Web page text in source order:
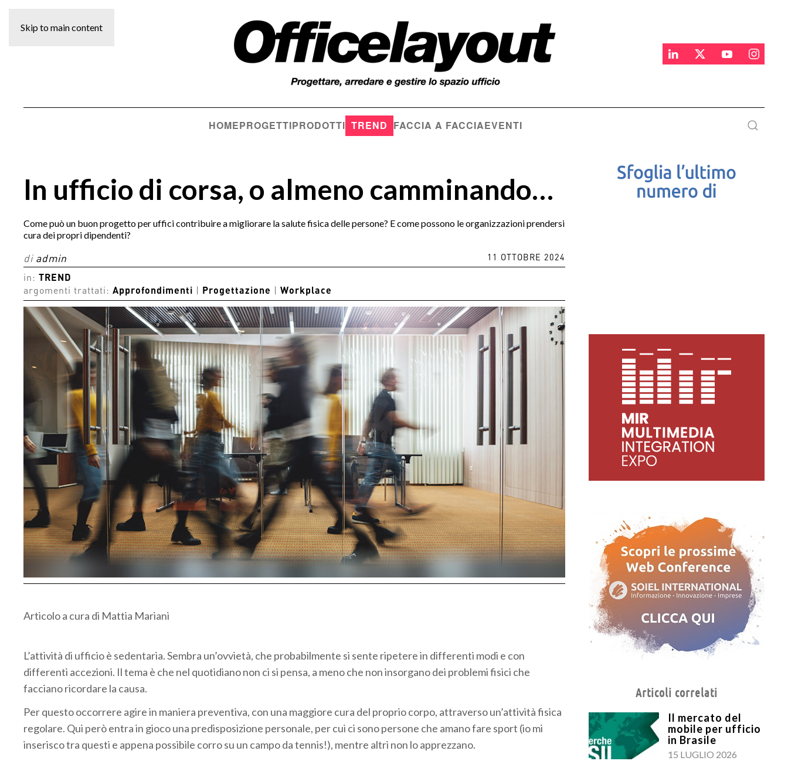
Skip to main content
HOMEPROGETTIPRODOTTI TREND FACCIA A FACCIAEVENTI
In ufficio di corsa, o almeno camminando…
Come può un buon progetto per uffici contribuire a migliorare la salute fisica delle persone? E come possono le organizzazioni prendersi
cura dei propri dipendenti?
di admin 11 OTTOBRE 2024
in:
TREND
argomenti trattati: Approfondimenti Progettazione Workplace
Articolo a cura di Mattia Mariani
L’attività di ufficio è sedentaria. Sembra un’ovvietà, che probabilmente si sente ripetere in differenti modi e con
differenti accezioni. Il tema è che nel quotidiano non ci si pensa, a meno che non insorgano dei problemi fisici che
facciano ricordare la causa.
Per questo occorrere agire in maniera preventiva, con una maggiore cura del proprio corpo, attraverso un’attività fisica
regolare. Qui però entra in gioco una predisposizione personale, per cui ci sono persone che amano fare sport (io mi
inserisco tra questi e appena possibile corro su un campo da tennis!), mentre altri non lo apprezzano.
Articoli correlati
Il mercato del
mobile per ufficio
in Brasile
15 LUGLIO 2026